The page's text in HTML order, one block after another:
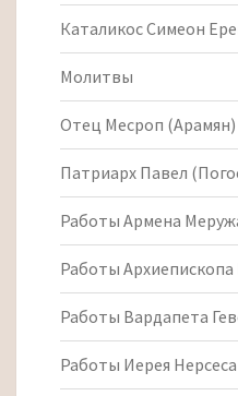
Каталикос Симеон
Молитвы
Отец Месроп (Арамян)
Патриарх Павел
Работы Армена
Работы
Работы Вардапета
Работы Иерея